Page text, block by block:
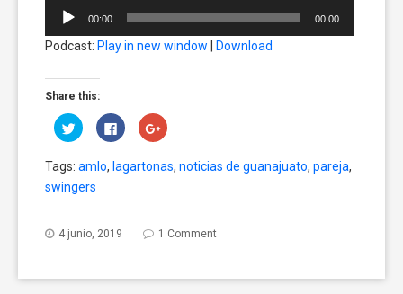
Reproductor
audio
00:00 00:00
Podcast: Play in new window | Download
Share this:
Click
to
share
Twitter
in
Click
to
share
Facebook
(Opens
Click
to
Google+
Tags: amlo, lagartonas, noticias de guanajuato, pareja,
swingers
4 junio, 2019 1 Comment